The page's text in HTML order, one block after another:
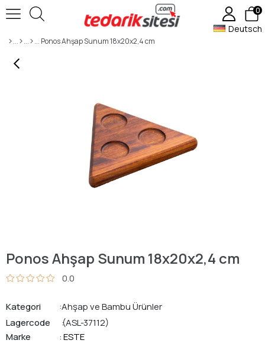
Deutsch
0
Ponos Ahşap Sunum 18x20x2,4 cm
Ponos Ahşap Sunum 18x20x2,4 cm
0.0
Kategori
Ahşap ve Bambu Ürünler
Lagercode
(ASL-37112)
Marke
: ESTE